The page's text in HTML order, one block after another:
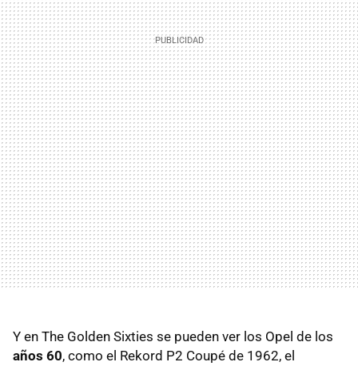
Y en The Golden Sixties se pueden ver los Opel de los
años 60, como el Rekord P2 Coupé de 1962, el